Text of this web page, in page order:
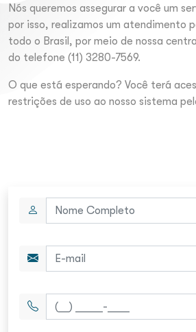
Nós queremos assegurar a você um
por isso, realizamos um atendimento
todo o Brasil, por meio de nossa
do telefone (11) 3280-7569.
O que está esperando? Você terá
restrições de uso ao nosso sistema